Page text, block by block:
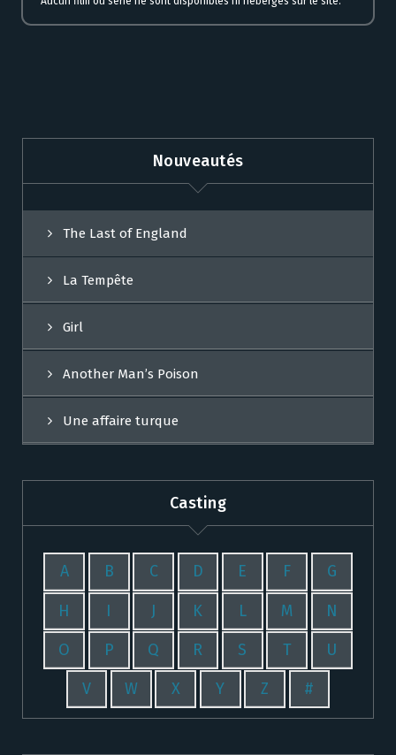
Nouveautés
The Last of England
La Tempête
Girl
Another Man’s Poison
Une affaire turque
Casting
A B C D E F G
H I J K L M N
O P Q R S T U
V W X Y Z #